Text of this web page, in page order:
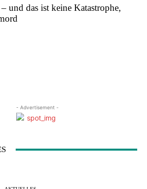
und das ist keine Katastrophe,
- Advertisement -